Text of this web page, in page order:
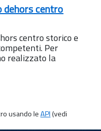
dehors centro
centro storico e
Per
realizzato la
usando leAPI(vedi